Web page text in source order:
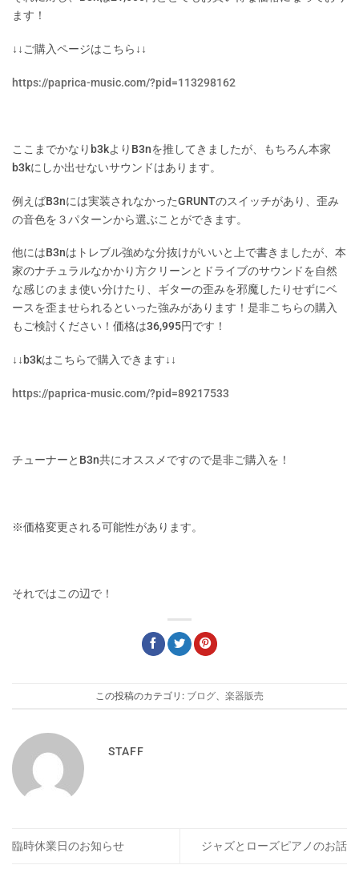
ます！
↓↓ご購入ページはこちら↓↓
https://paprica-music.com/?pid=113298162
ここまでかなりb3kよりB3nを推してきましたが、もちろん本家
b3kにしか出せないサウンドはあります。
例えばB3nには実装されなかったGRUNTのスイッチがあり、歪み
の音色を３パターンから選ぶことができます。
他にはB3nはトレブル強めな分抜けがいいと上で書きましたが、本
家のナチュラルなかかり方クリーンとドライブのサウンドを自然
な感じのまま使い分けたり、ギターの歪みを邪魔したりせずにベ
ースを歪ませられるといった強みがあります！是非こちらの購入
もご検討ください！価格は36,995円です！
↓↓b3kはこちらで購入できます↓↓
https://paprica-music.com/?pid=89217533
チューナーとB3n共にオススメですので是非ご購入を！
※価格変更される可能性があります。
それではこの辺で！
この投稿のカテゴリ: ブログ 楽器販売
STAFF
臨時休業日のお知らせ ジャズとローズピアノのお話